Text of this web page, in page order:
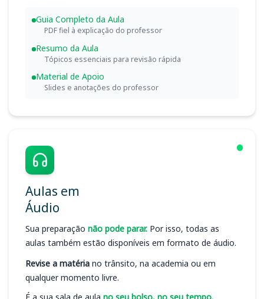
Guia Completo da Aula
PDF fiel à explicação do professor
Resumo da Aula
Tópicos essenciais para revisão rápida
Material de Apoio
Slides e anotações do professor
Aulas em
Áudio
Sua preparação não pode parar. Por isso, todas as
aulas também estão disponíveis em formato de áudio.
Revise a matéria no trânsito, na academia ou em
qualquer momento livre.